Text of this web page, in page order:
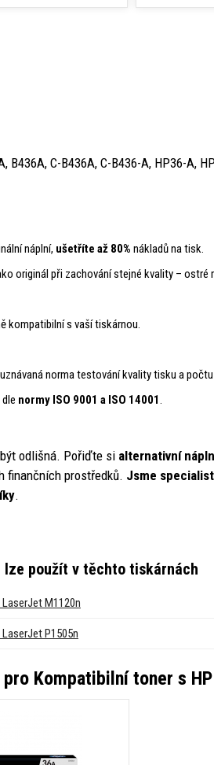
B436A, C-B436A, C-B436-A, HP36-A,
náplní, ušetříte až 80% nákladů na tisk.
originál při zachování stejné kvality – ostré
kompatibilní s vaší tiskárnou.
norma testování kvality tisku a
normy ISO 9001 a ISO 14001.
odlišná. Pořiďte si alternativní nápln
finančních prostředků. Jsme
.
lze použít v těchto tiskárnách
LaserJet M1120n
LaserJet P1505n
Kompatibilní toner s